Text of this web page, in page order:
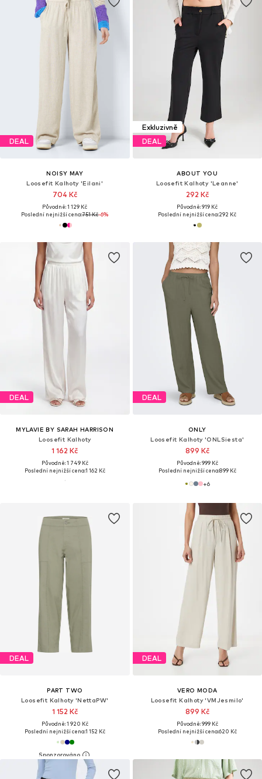
DEAL
NOISY MAY
Loosefit Kalhoty 'Eilani'
704 Kč
Původně: 1 129 Kč
Poslední nejnižší cena:751 Kč-6%
Exkluzivně
DEAL
ABOUT YOU
Loosefit Kalhoty 'Leanne'
292 Kč
Původně: 919 Kč
Poslední nejnižší cena:292 Kč
DEAL
MYLAVIE BY SARAH HARRISON
Loosefit Kalhoty
1 162 Kč
Původně: 1 749 Kč
Poslední nejnižší cena:1 162 Kč
DEAL
ONLY
Loosefit Kalhoty 'ONLSiesta'
899 Kč
Původně: 999 Kč
Poslední nejnižší cena:899 Kč
+6
DEAL
PART TWO
Loosefit Kalhoty 'NettaPW'
1 152 Kč
Původně: 1 920 Kč
Poslední nejnižší cena:1 152 Kč
DEAL
VERO MODA
Loosefit Kalhoty 'VMJesmilo'
899 Kč
Původně: 999 Kč
Poslední nejnižší cena:620 Kč